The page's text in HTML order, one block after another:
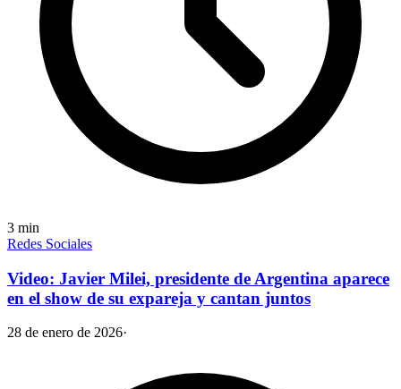
3 min
Redes Sociales
Video: Javier Milei, presidente de Argentina aparece
en el show de su expareja y cantan juntos
28 de enero de 2026·